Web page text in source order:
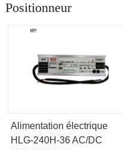
Positionneur
Alimentation électrique
HLG-240H-36 AC/DC